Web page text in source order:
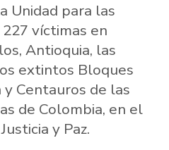
Unidad para las
víctimas en
Antioquia, las
extintos Bloques
y Centauros de las
de Colombia, en el
y Paz.